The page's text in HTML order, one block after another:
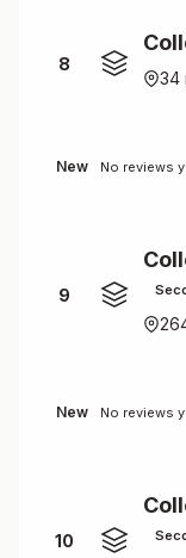
8
34
New No reviews
9
New No reviews
10